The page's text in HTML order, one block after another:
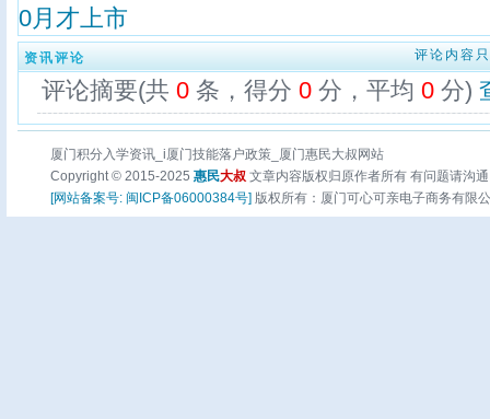
0月才上市
资讯评论 评论内容
评论摘要(共 0 条，得分 0 分，平均 0 分)
厦门积分入学资讯_i厦门技能落户政策_厦门惠民大叔网站
Copyright © 2015-2025 惠民大叔 文章内容版权归原作者所有 有问题请沟
[网站备案号: 闽ICP备06000384号] 版权所有：厦门可心可亲电子商务有限